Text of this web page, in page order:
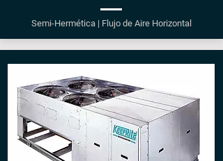
Semi-Hermética | Flujo de Aire Horizontal